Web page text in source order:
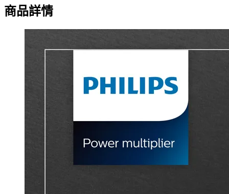
商品詳情